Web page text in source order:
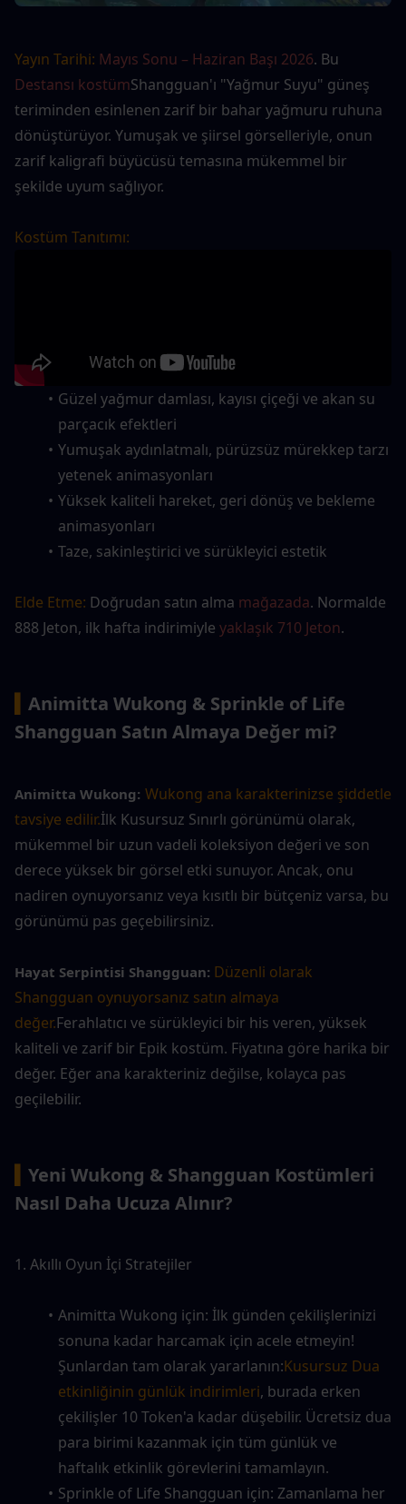
Yayın Tarihi: Mayıs Sonu – Haziran Başı 2026
Destansı kostümShangguan'ı "Yağmur Suyu" güneş
teriminden esinlenen zarif bir bahar yağmuru ruhuna
dönüştürüyor. Yumuşak ve şiirsel görselleriyle, onun
zarif kaligrafi büyücüsü temasına mükemmel bir
şekilde uyum sağlıyor.
Kostüm Tanıtımı:
Güzel yağmur damlası, kayısı çiçeği ve akan su
parçacık efektleri
Yumuşak aydınlatmalı, pürüzsüz mürekkep tarzı
yetenek animasyonları
Yüksek kaliteli hareket, geri dönüş ve bekleme
animasyonları
Taze, sakinleştirici ve sürükleyici estetik
Elde Etme: Doğrudan satın alma mağazada. Normalde
888 Jeton, ilk hafta indirimiyle yaklaşık 710 Jeton.
Animitta Wukong & Sprinkle of Life
Shangguan Satın Almaya Değer mi?
Animitta Wukong: Wukong ana karakterinizse şiddetle
tavsiye edilir.İlk Kusursuz Sınırlı görünümü olarak,
mükemmel bir uzun vadeli koleksiyon değeri ve son
derece yüksek bir görsel etki sunuyor. Ancak, onu
nadiren oynuyorsanız veya kısıtlı bir bütçeniz varsa, bu
görünümü pas geçebilirsiniz.
Hayat Serpintisi Shangguan: Düzenli olarak
Shangguan oynuyorsanız satın almaya
değer.Ferahlatıcı ve sürükleyici bir his veren, yüksek
kaliteli ve zarif bir Epik kostüm. Fiyatına göre harika bir
değer. Eğer ana karakteriniz değilse, kolayca pas
geçilebilir.
Yeni Wukong & Shangguan Kostümleri
Nasıl Daha Ucuza Alınır?
1. Akıllı Oyun İçi Stratejiler
Animitta Wukong için: İlk günden çekilişlerinizi
sonuna kadar harcamak için acele etmeyin!
Şunlardan tam olarak yararlanın:Kusursuz Dua
etkinliğinin günlük indirimleri, burada erken
çekilişler 10 Token'a kadar düşebilir. Ücretsiz dua
para birimi kazanmak için tüm günlük ve
haftalık etkinlik görevlerini tamamlayın.
Sprinkle of Life Shangguan için: Zamanlama her